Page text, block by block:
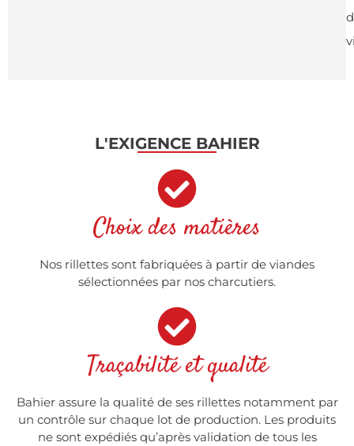
L'EXIGENCE BAHIER
Choix des matières
Nos rillettes sont fabriquées à partir de viandes
sélectionnées par nos charcutiers.
Traçabilité et qualité
Bahier assure la qualité de ses rillettes notamment par
un contrôle sur chaque lot de production. Les produits
ne sont expédiés qu’après validation de tous les